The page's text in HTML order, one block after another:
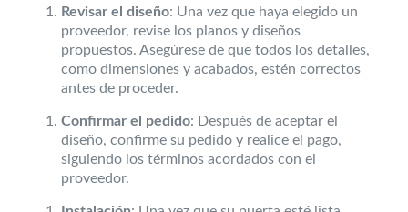
Revisar el diseño: Una vez que haya elegido un
proveedor, revise los planos y diseños
propuestos. Asegúrese de que todos los detalles,
como dimensiones y acabados, estén correctos
antes de proceder.
Confirmar el pedido: Después de aceptar el
diseño, confirme su pedido y realice el pago,
siguiendo los términos acordados con el
proveedor.